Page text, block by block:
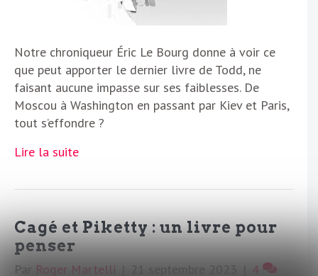
Notre chroniqueur Éric Le Bourg donne à voir ce
que peut apporter le dernier livre de Todd, ne
faisant aucune impasse sur ses faiblesses. De
Moscou à Washington en passant par Kiev et Paris,
tout s’effondre ?
Lire la suite
Cagé et Piketty : un livre pour
penser
Par Roger Martelli | 21 septembre 2023 | 4